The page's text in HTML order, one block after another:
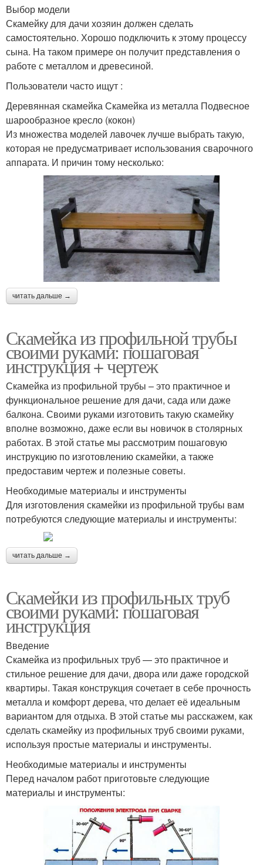
Выбор модели
Скамейку для дачи хозяин должен сделать
самостоятельно. Хорошо подключить к этому процессу
сына. На таком примере он получит представления о
работе с металлом и древесиной.
Пользователи часто ищут :
Деревянная скамейка Скамейка из металла Подвесное
шарообразное кресло (кокон)
Из множества моделей лавочек лучше выбрать такую,
которая не предусматривает использования сварочного
аппарата. И причин тому несколько:
читать дальше →
Скамейка из профильной трубы
своими руками: пошаговая
инструкция + чертеж
Скамейка из профильной трубы – это практичное и
функциональное решение для дачи, сада или даже
балкона. Своими руками изготовить такую скамейку
вполне возможно, даже если вы новичок в столярных
работах. В этой статье мы рассмотрим пошаговую
инструкцию по изготовлению скамейки, а также
предоставим чертеж и полезные советы.
Необходимые материалы и инструменты
Для изготовления скамейки из профильной трубы вам
потребуются следующие материалы и инструменты:
читать дальше →
Скамейки из профильных труб
своими руками: пошаговая
инструкция
Введение
Скамейка из профильных труб — это практичное и
стильное решение для дачи, двора или даже городской
квартиры. Такая конструкция сочетает в себе прочность
металла и комфорт дерева, что делает её идеальным
вариантом для отдыха. В этой статье мы расскажем, как
сделать скамейку из профильных труб своими руками,
используя простые материалы и инструменты.
Необходимые материалы и инструменты
Перед началом работ приготовьте следующие
материалы и инструменты: